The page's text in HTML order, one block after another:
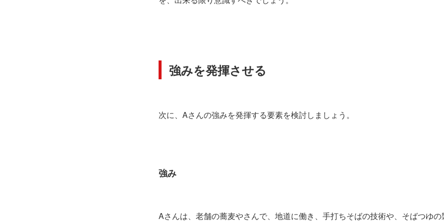
強みを発揮させる
次に、Aさんの強みを発揮する要素を検討しましょう。
強み
Aさんは、老舗の蕎麦やさんで、地道に働き、手打ちそばの技術や、そばつゆの